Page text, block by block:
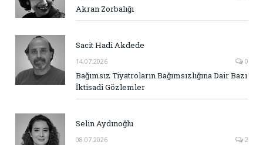
Akran Zorbalığı
Sacit Hadi Akdede
14.07.2026 0
Bağımsız Tiyatroların Bağımsızlığına Dair Bazı
İktisadi Gözlemler
Selin Aydınoğlu
08.07.2026 2